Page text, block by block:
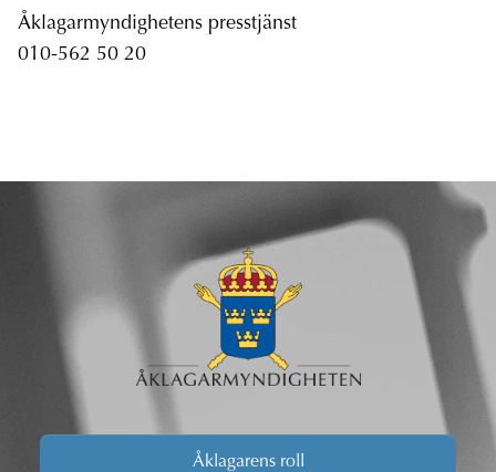
Åklagarmyndighetens presstjänst
010-562 50 20
Åklagarens roll